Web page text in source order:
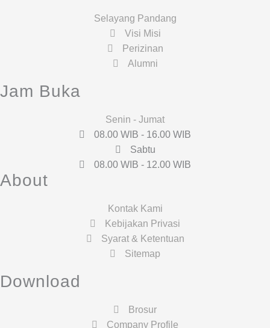
Selayang Pandang
Visi Misi
Perizinan
Alumni
Jam Buka
Senin - Jumat
08.00 WIB - 16.00 WIB
Sabtu
08.00 WIB - 12.00 WIB
About
Kontak Kami
Kebijakan Privasi
Syarat & Ketentuan
Sitemap
Download
Brosur
Company Profile